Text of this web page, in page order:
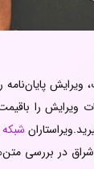
را
در بررسی